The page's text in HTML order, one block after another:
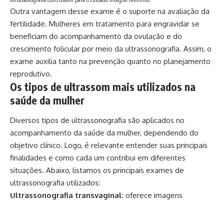
Outra vantagem desse exame é o suporte na avaliação da
fertilidade. Mulheres em tratamento para engravidar se
beneficiam do acompanhamento da ovulação e do
crescimento folicular por meio da ultrassonografia. Assim, o
exame auxilia tanto na prevenção quanto no planejamento
reprodutivo.
Os tipos de ultrassom mais utilizados na
saúde da mulher
Diversos tipos de ultrassonografia são aplicados no
acompanhamento da saúde da mulher, dependendo do
objetivo clínico. Logo, é relevante entender suas principais
finalidades e como cada um contribui em diferentes
situações. Abaixo, listamos os principais exames de
ultrassonografia utilizados:
Ultrassonografia transvaginal: oferece imagens